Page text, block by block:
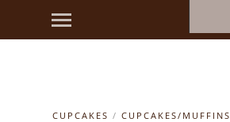
CUPCAKES / CUPCAKES/MUFFINS